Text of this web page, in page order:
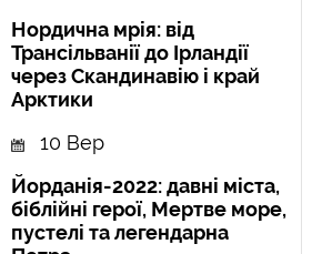
Нордична мрія: від
Трансільванії до Ірландії
через Скандинавію і край
Арктики
10 Вер
Йорданія-2022: давні міста,
біблійні герої, Мертве море,
пустелі та легендарна